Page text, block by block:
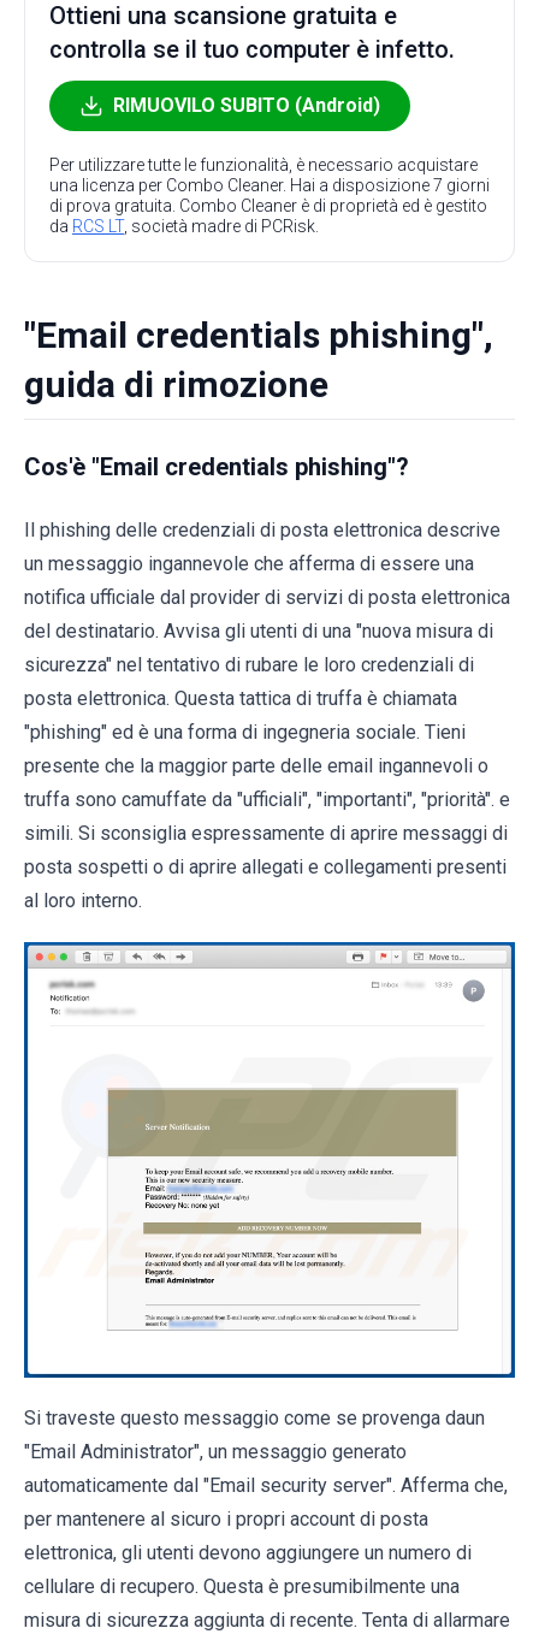
Ottieni una scansione gratuita e
controlla se il tuo computer è infetto.
RIMUOVILO SUBITO (Android)
Per utilizzare tutte le funzionalità, è necessario acquistare
una licenza per Combo Cleaner. Hai a disposizione 7 giorni
di prova gratuita. Combo Cleaner è di proprietà ed è gestito
da RCS LT, società madre di PCRisk.
"Email credentials phishing",
guida di rimozione
Cos'è "Email credentials phishing"?
Il phishing delle credenziali di posta elettronica descrive
un messaggio ingannevole che afferma di essere una
notifica ufficiale dal provider di servizi di posta elettronica
del destinatario. Avvisa gli utenti di una "nuova misura di
sicurezza" nel tentativo di rubare le loro credenziali di
posta elettronica. Questa tattica di truffa è chiamata
"phishing" ed è una forma di ingegneria sociale. Tieni
presente che la maggior parte delle email ingannevoli o
truffa sono camuffate da "ufficiali", "importanti", "priorità". e
simili. Si sconsiglia espressamente di aprire messaggi di
posta sospetti o di aprire allegati e collegamenti presenti
al loro interno.
Si traveste questo messaggio come se provenga daun
"Email Administrator", un messaggio generato
automaticamente dal "Email security server". Afferma che,
per mantenere al sicuro i propri account di posta
elettronica, gli utenti devono aggiungere un numero di
cellulare di recupero. Questa è presumibilmente una
misura di sicurezza aggiunta di recente. Tenta di allarmare